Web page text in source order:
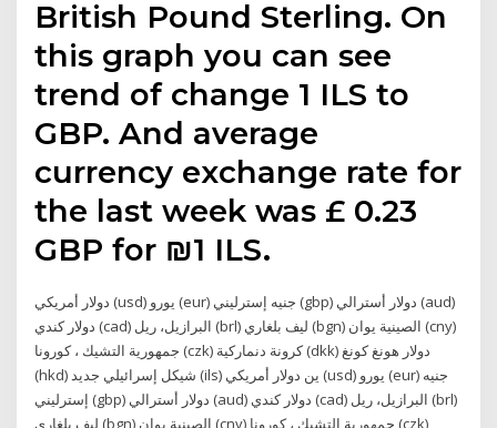
British Pound Sterling. On
this graph you can see
trend of change 1 ILS to
GBP. And average
currency exchange rate for
the last week was £ 0.23
GBP for ₪1 ILS.
دولار أمريكي (usd) يورو (eur) جنيه إسترليني (gbp) دولار أسترالي (aud)
دولار كندي (cad) البرازيل، ريل (brl) ليف بلغاري (bgn) الصينية يوان (cny)
جمهورية التشيك ، كورونا (czk) كرونة دنماركية (dkk) دولار هونغ كونغ
(hkd) شيكل إسرائيلي جديد (ils) ين دولار أمريكي (usd) يورو (eur) جنيه
إسترليني (gbp) دولار أسترالي (aud) دولار كندي (cad) البرازيل، ريل (brl)